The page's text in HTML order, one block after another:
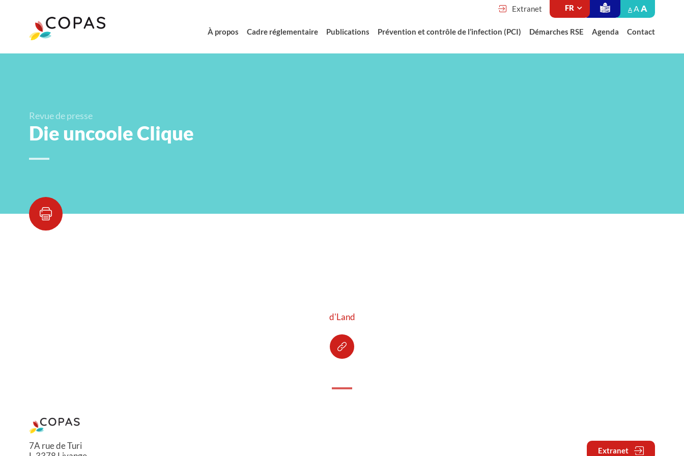
Extranet A AA
À propos Cadre réglementaire Publications Prévention et contrôle de l’infection (PCI) Démarches RSE Agenda Contact
Revue de presse
Die uncoole Clique
d'Land
7A rue de Turi
Extranet